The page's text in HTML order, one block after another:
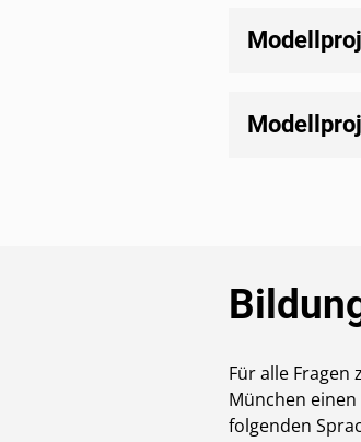
Für alle Fragen
München einen
folgenden